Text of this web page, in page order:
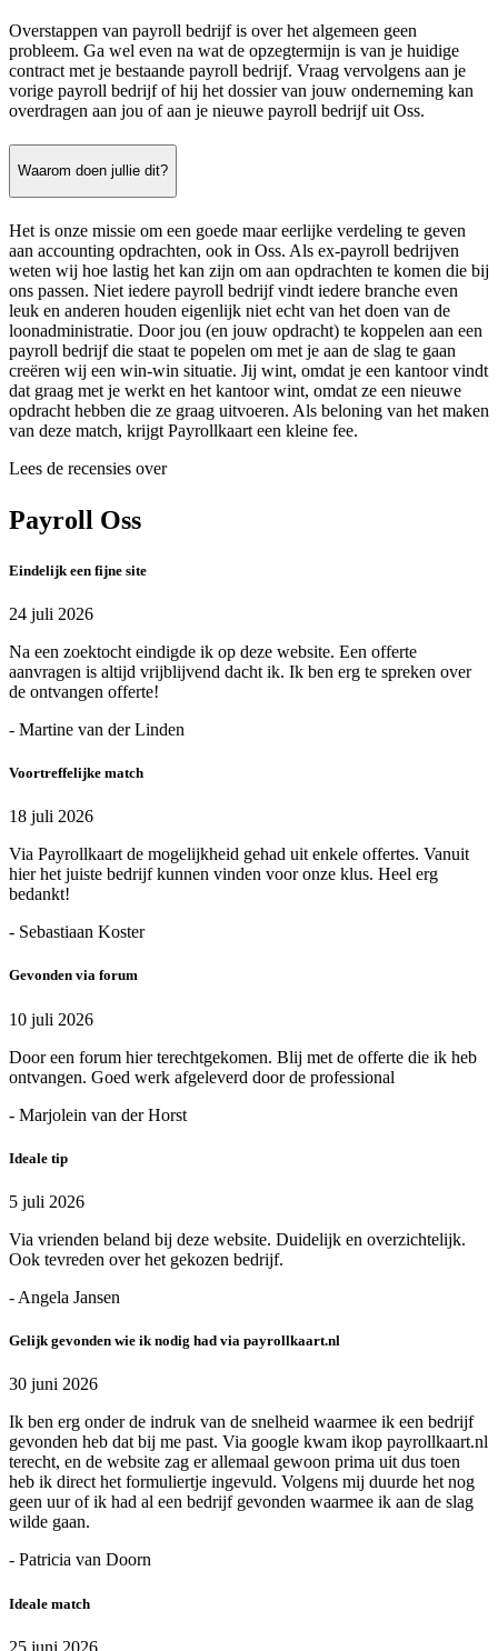
Overstappen van payroll bedrijf is over het algemeen geen
probleem. Ga wel even na wat de opzegtermijn is van je huidige
contract met je bestaande payroll bedrijf. Vraag vervolgens aan je
vorige payroll bedrijf of hij het dossier van jouw onderneming kan
overdragen aan jou of aan je nieuwe payroll bedrijf uit Oss.
Waarom doen jullie dit?
Het is onze missie om een goede maar eerlijke verdeling te geven
aan accounting opdrachten, ook in Oss. Als ex-payroll bedrijven
weten wij hoe lastig het kan zijn om aan opdrachten te komen die bij
ons passen. Niet iedere payroll bedrijf vindt iedere branche even
leuk en anderen houden eigenlijk niet echt van het doen van de
loonadministratie. Door jou (en jouw opdracht) te koppelen aan een
payroll bedrijf die staat te popelen om met je aan de slag te gaan
creëren wij een win-win situatie. Jij wint, omdat je een kantoor vindt
dat graag met je werkt en het kantoor wint, omdat ze een nieuwe
opdracht hebben die ze graag uitvoeren. Als beloning van het maken
van deze match, krijgt Payrollkaart een kleine fee.
Lees de recensies over
Payroll Oss
Eindelijk een fijne site
24 juli 2026
Na een zoektocht eindigde ik op deze website. Een offerte
aanvragen is altijd vrijblijvend dacht ik. Ik ben erg te spreken over
de ontvangen offerte!
- Martine van der Linden
Voortreffelijke match
18 juli 2026
Via Payrollkaart de mogelijkheid gehad uit enkele offertes. Vanuit
hier het juiste bedrijf kunnen vinden voor onze klus. Heel erg
bedankt!
- Sebastiaan Koster
Gevonden via forum
10 juli 2026
Door een forum hier terechtgekomen. Blij met de offerte die ik heb
ontvangen. Goed werk afgeleverd door de professional
- Marjolein van der Horst
Ideale tip
5 juli 2026
Via vrienden beland bij deze website. Duidelijk en overzichtelijk.
Ook tevreden over het gekozen bedrijf.
- Angela Jansen
Gelijk gevonden wie ik nodig had via payrollkaart.nl
30 juni 2026
Ik ben erg onder de indruk van de snelheid waarmee ik een bedrijf
gevonden heb dat bij me past. Via google kwam ikop payrollkaart.nl
terecht, en de website zag er allemaal gewoon prima uit dus toen
heb ik direct het formuliertje ingevuld. Volgens mij duurde het nog
geen uur of ik had al een bedrijf gevonden waarmee ik aan de slag
wilde gaan.
- Patricia van Doorn
Ideale match
25 juni 2026